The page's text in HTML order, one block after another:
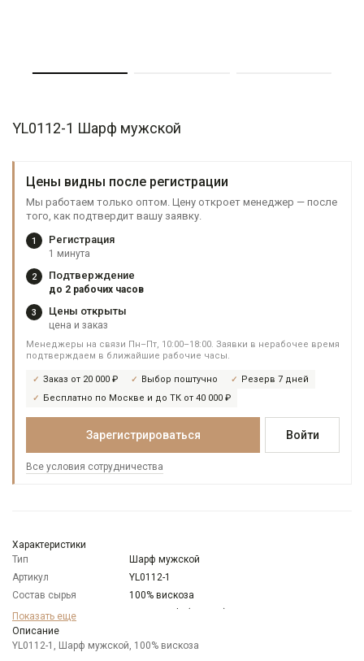
YL0112-1 Шарф мужской
Цены видны после регистрации
Мы работаем только оптом. Цену откроет менеджер — после
того, как подтвердит вашу заявку.
1 Регистрация
1 минута
2 Подтверждение
до 2 рабочих часов
3 Цены открыты
цена и заказ
Менеджеры на связи Пн–Пт, 10:00–18:00. Заявки в нерабочее время
подтверждаем в ближайшие рабочие часы.
Заказ от 20 000 ₽ Выбор поштучно
Резерв 7 дней
Бесплатно по Москве и до ТК от 40 000 ₽
Зарегистрироваться Войти
Все условия сотрудничества
Характеристики
Тип
Шарф мужской
Артикул
YL0112-1
Состав сырья
100% вискоза
Бренд
Цвет
Показать еще
Описание
YL0112-1, Шарф мужской, 100% вискоза